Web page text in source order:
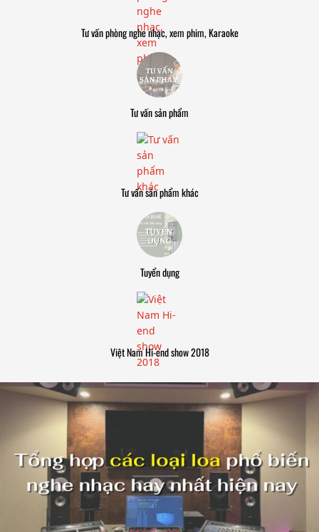
Tư vấn phòng nghe nhạc, xem phim, Karaoke
Tư vấn sản phẩm
Tư vấn sản phẩm khác
Tuyển dụng
Việt Nam Hi-end show 2018